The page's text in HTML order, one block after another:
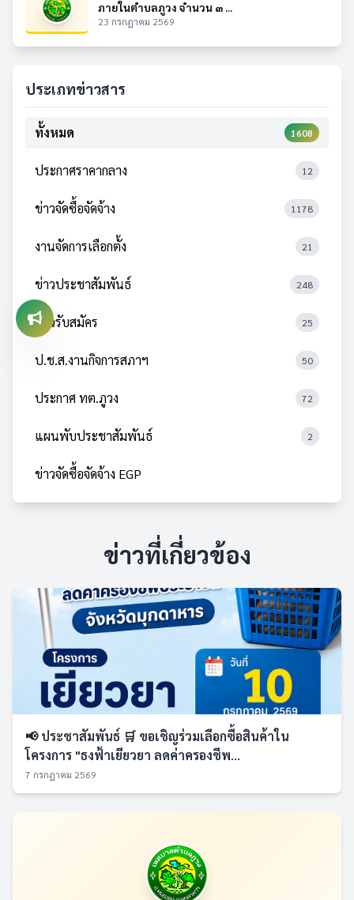
ภายในตำบลภูวง จำนวน ๓ ...
23 กรกฎาคม 2569
ประเภทข่าวสาร
ทั้งหมด 1608
ประกาศราคากลาง 12
ข่าวจัดซื้อจัดจ้าง 1178
งานจัดการเลือกตั้ง 21
ข่าวประชาสัมพันธ์ 248
ข่าวรับสมัคร 25
ป.ช.ส.งานกิจการสภาฯ 50
ประกาศ ทต.ภูวง 72
แผนพับประชาสัมพันธ์ 2
ข่าวจัดซื้อจัดจ้าง EGP
ข่าวที่เกี่ยวข้อง
📢 ประชาสัมพันธ์ 🛒 ขอเชิญร่วมเลือกซื้อสินค้าใน
โครงการ "ธงฟ้าเยียวยา ลดค่าครองชีพ...
7 กรกฎาคม 2569